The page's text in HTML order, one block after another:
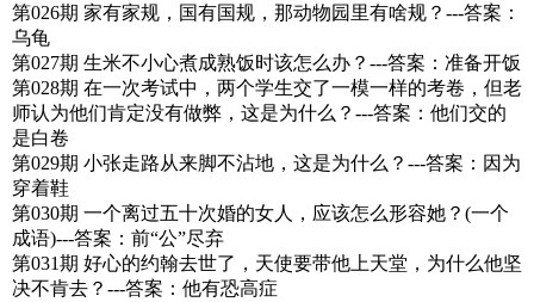
第026期 家有家规，国有国规，那动物园里有啥规？---答案：
乌龟
第027期 生米不小心煮成熟饭时该怎么办？---答案：准备开饭
第028期 在一次考试中，两个学生交了一模一样的考卷，但老
师认为他们肯定没有做弊，这是为什么？---答案：他们交的
是白卷
第029期 小张走路从来脚不沾地，这是为什么？---答案：因为
穿着鞋
第030期 一个离过五十次婚的女人，应该怎么形容她？(一个
成语)---答案：前“公”尽弃
第031期 好心的约翰去世了，天使要带他上天堂，为什么他坚
决不肯去？---答案：他有恐高症